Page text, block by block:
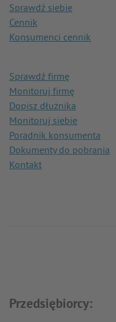
Sprawdź siebie
Cennik
Konsumenci cennik
Sprawdź firmę
Monitoruj firmę
Dopisz dłużnika
Monitoruj siebie
Poradnik konsumenta
Dokumenty do pobrania
Kontakt
Przedsiębiorcy: